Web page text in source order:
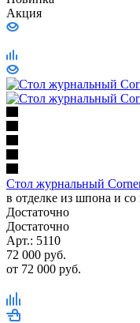
Акция
Стол журнальный
в отделке из шпона и со
Достаточно
Достаточно
Арт.: 5110
72 000 руб.
от 72 000 руб.